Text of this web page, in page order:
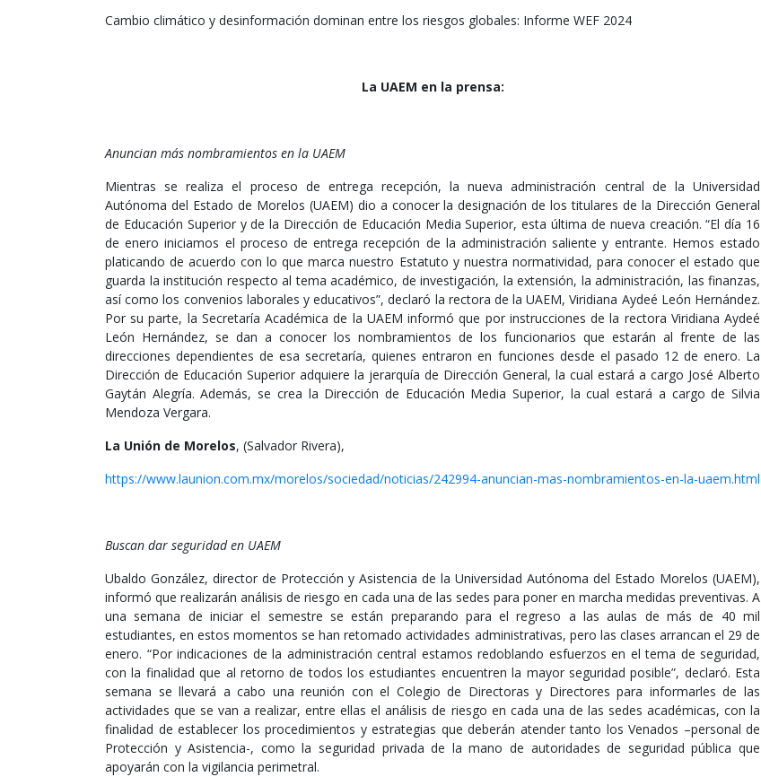
Cambio climático y desinformación dominan entre los riesgos globales: Informe WEF 2024
La UAEM en la prensa:
Anuncian más nombramientos en la UAEM
Mientras se realiza el proceso de entrega recepción, la nueva administración central de la Universidad
Autónoma del Estado de Morelos (UAEM) dio a conocer la designación de los titulares de la Dirección General
de Educación Superior y de la Dirección de Educación Media Superior, esta última de nueva creación. “El día 16
de enero iniciamos el proceso de entrega recepción de la administración saliente y entrante. Hemos estado
platicando de acuerdo con lo que marca nuestro Estatuto y nuestra normatividad, para conocer el estado que
guarda la institución respecto al tema académico, de investigación, la extensión, la administración, las finanzas,
así como los convenios laborales y educativos”, declaró la rectora de la UAEM, Viridiana Aydeé León Hernández.
Por su parte, la Secretaría Académica de la UAEM informó que por instrucciones de la rectora Viridiana Aydeé
León Hernández, se dan a conocer los nombramientos de los funcionarios que estarán al frente de las
direcciones dependientes de esa secretaría, quienes entraron en funciones desde el pasado 12 de enero. La
Dirección de Educación Superior adquiere la jerarquía de Dirección General, la cual estará a cargo José Alberto
Gaytán Alegría. Además, se crea la Dirección de Educación Media Superior, la cual estará a cargo de Silvia
Mendoza Vergara.
La Unión de Morelos, (Salvador Rivera),
https://www.launion.com.mx/morelos/sociedad/noticias/242994-anuncian-mas-nombramientos-en-la-uaem.html
Buscan dar seguridad en UAEM
Ubaldo González, director de Protección y Asistencia de la Universidad Autónoma del Estado Morelos (UAEM),
informó que realizarán análisis de riesgo en cada una de las sedes para poner en marcha medidas preventivas. A
una semana de iniciar el semestre se están preparando para el regreso a las aulas de más de 40 mil
estudiantes, en estos momentos se han retomado actividades administrativas, pero las clases arrancan el 29 de
enero. “Por indicaciones de la administración central estamos redoblando esfuerzos en el tema de seguridad,
con la finalidad que al retorno de todos los estudiantes encuentren la mayor seguridad posible”, declaró. Esta
semana se llevará a cabo una reunión con el Colegio de Directoras y Directores para informarles de las
actividades que se van a realizar, entre ellas el análisis de riesgo en cada una de las sedes académicas, con la
finalidad de establecer los procedimientos y estrategias que deberán atender tanto los Venados –personal de
Protección y Asistencia-, como la seguridad privada de la mano de autoridades de seguridad pública que
apoyarán con la vigilancia perimetral.